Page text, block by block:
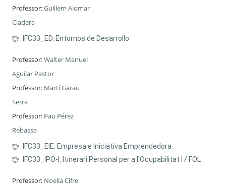
Professor:Guillem Alomar
Cladera
IFC33_ED. Entornos de Desarrollo
Professor:Walter Manuel
Aguilar Pastor
Professor: Martí Garau
Serra
Professor: Pau Pérez
Rebassa
IFC33_EIE. Empresa e Iniciativa Emprendedora
IFC33_IPO-I. Itinerari Personal per a l'Ocupabilitat I / FOL
Professor: Noelia Cifre